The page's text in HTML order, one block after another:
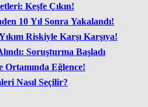
Keşfe Çıkın!
10 Yıl Sonra Yakalandı!
Riskiyle Karşı Karşıya!
Soruşturma Başladı
Ortamında Eğlence!
Nasıl Seçilir?